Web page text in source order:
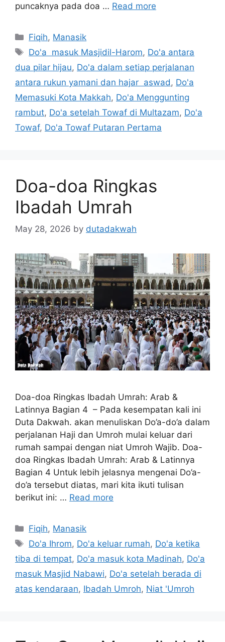
puncaknya pada doa … Read more
Categories
Fiqih, Manasik
Tags
Do'a masuk Masjidil-Harom, Do'a antara
dua pilar hijau, Do'a dalam setiap perjalanan
antara rukun yamani dan hajar aswad , Do'a
Memasuki Kota Makkah, Do'a Menggunting
rambut, Do'a setelah Towaf di Multazam, Do'a
Towaf, Do'a Towaf Putaran Pertama
Doa-doa Ringkas
Ibadah Umrah
May 28, 2026 by dutadakwah
Doa-doa Ringkas Ibadah Umrah: Arab &
Latinnya Bagian 4 – Pada kesempatan kali ini
Duta Dakwah. akan menuliskan Do’a-do’a dalam
perjalanan Haji dan Umroh mulai keluar dari
rumah sampai dengan niat Umroh Wajib. Doa-
doa Ringkas Ibadah Umrah: Arab & Latinnya
Bagian 4 Untuk lebih jelasnya mengenai Do’a-
do’a tersebut diatas, mari kita ikuti tulisan
berikut ini: … Read more
Categories
Fiqih, Manasik
Tags
Do'a Ihrom, Do'a keluar rumah, Do'a ketika
tiba di tempat, Do'a masuk kota Madinah, Do'a
masuk Masjid Nabawi, Do'a setelah berada di
atas kendaraan, Ibadah Umroh, Niat 'Umroh